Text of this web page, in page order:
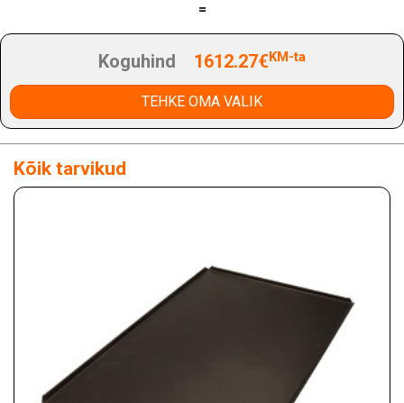
=
Koguhind 1612.27€KM-ta
TEHKE OMA VALIK
Kõik tarvikud